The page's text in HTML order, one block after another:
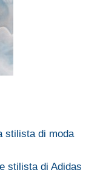
stilista di moda
stilista di Adidas